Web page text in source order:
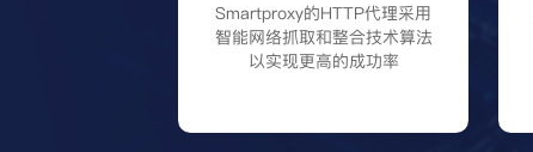
Smartproxy的HTTP代理采用
智能网络抓取和整合技术算法
以实现更高的成功率